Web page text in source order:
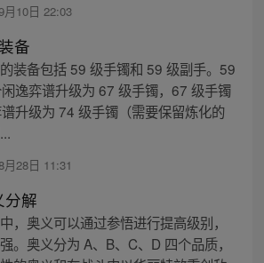
月10日 22:03
备
装备包括 59 级手镯和 59 级副手。59
逸弈谱升级为 67 级手镯，67 级手镯
升级为 74 级手镯（需要保留炼化的
月28日 11:31
分解
，奥义可以通过参悟进行提高级别，
。奥义分为 A、B、C、D 四个品质，